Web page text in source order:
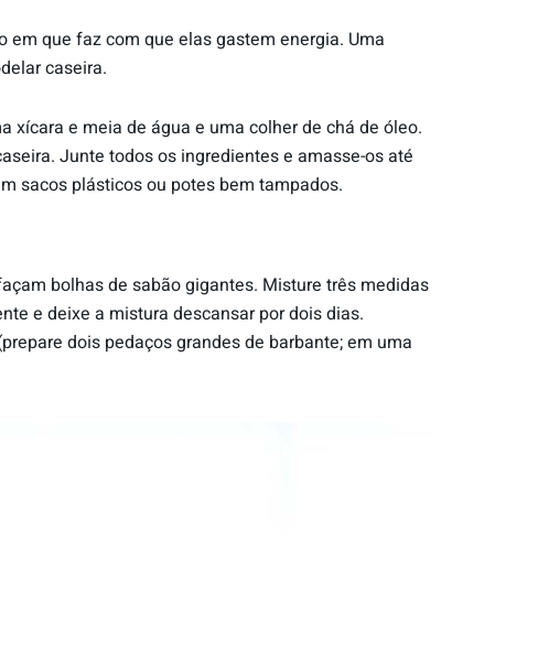
que faz com que elas gastem energia. Uma
caseira.
xícara e meia de água e uma colher de chá de óleo.
Junte todos os ingredientes e amasse-os até
sacos plásticos ou potes bem tampados.
bolhas de sabão gigantes. Misture três medidas
e deixe a mistura descansar por dois dias.
dois pedaços grandes de barbante; em uma